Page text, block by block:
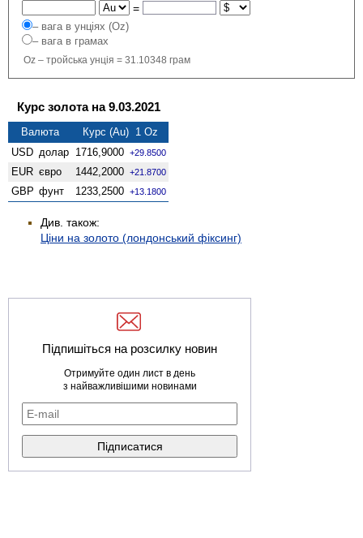
=
– вага в унціях (Oz)
– вага в грамах
Oz – тройська унція = 31.10348 грам
Курс золота на 9.03.2021
Валюта
Курс (Au) 1 Oz
USD долар 1716,9000 +29.8500
EUR євро 1442,2000 +21.8700
GBP фунт 1233,2500 +13.1800
Див. також:
Ціни на золото (лондонський фіксинг)
Підпишіться на розсилку новин
Отримуйте один лист в день
з найважливішими новинами